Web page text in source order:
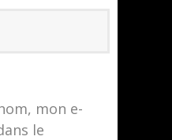
mon e-
le